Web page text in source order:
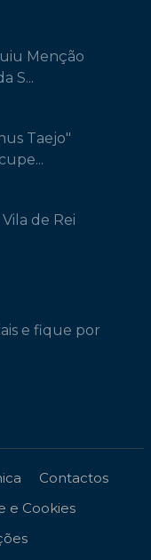
Menção
S...
Taejo"
de Rei
e fique por
Contactos
e Cookies